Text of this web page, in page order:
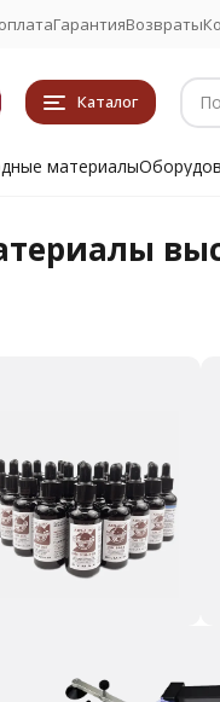
ГарантияВозвраты
Каталог
материалы